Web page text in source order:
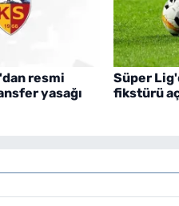
resmi
yasağı
Süper
fikstürü